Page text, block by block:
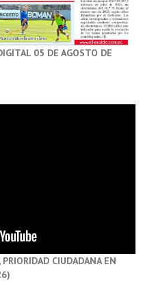
05 DE AGOSTO DE
PRIORIDAD CIUDADANA EN